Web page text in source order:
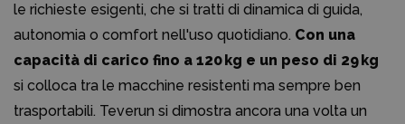
le richieste esigenti, che si tratti di dinamica di guida,
autonomia o comfort nell'uso quotidiano. Con una
capacità di carico fino a 120 kg e un peso di 29 kg
si colloca tra le macchine resistenti ma sempre ben
trasportabili. Teverun si dimostra ancora una volta un